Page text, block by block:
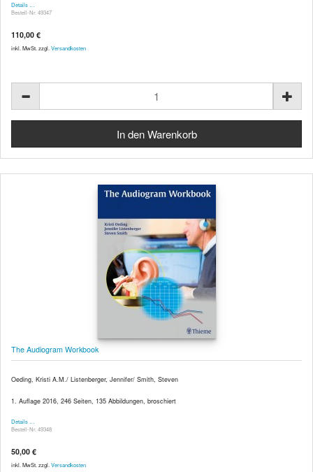
Details …
Bestell-Nr. 49347
110,00 €
inkl. MwSt. zzgl. Versandkosten
The Audiogram Workbook
Oeding, Kristi A.M./ Listenberger, Jennifer/ Smith, Steven
1. Auflage 2016, 246 Seiten, 135 Abbildungen, broschiert
Details …
Bestell-Nr. 49348
50,00 €
inkl. MwSt. zzgl. Versandkosten